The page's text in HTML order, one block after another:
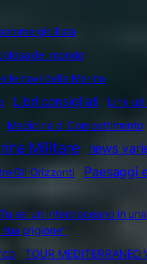
del mondo
navi della Marina
Libri consigliati Link utili
Medicina di Combattimento
Militare
news
Gli Orizzonti
Paesaggi
sei un intero oceano in
prigione”
TOUR MEDITERRANEO